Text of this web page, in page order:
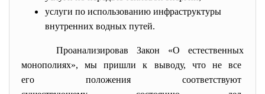
услуги по использованию инфраструктуры
внутренних водных путей.
Проанализировав Закон «О естественных
монополиях», мы пришли к выводу, что не все
его положения соответствуют